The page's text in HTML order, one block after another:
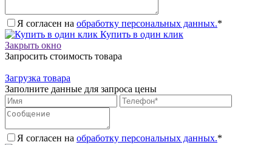
Я согласен на обработку персональных данных.*
Купить в один клик
Закрыть окно
Запросить стоимость товара
Загрузка товара
Заполните данные для запроса цены
Я согласен на обработку персональных данных.*